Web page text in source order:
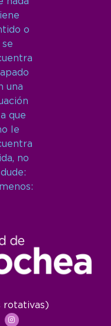
o
se
una
que
le
no
dude:
rotativas)